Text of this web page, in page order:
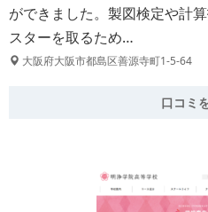
ができました。製図検定や計
スターを取るため…
大阪府大阪市都島区善源寺町1-5-64
口コミ